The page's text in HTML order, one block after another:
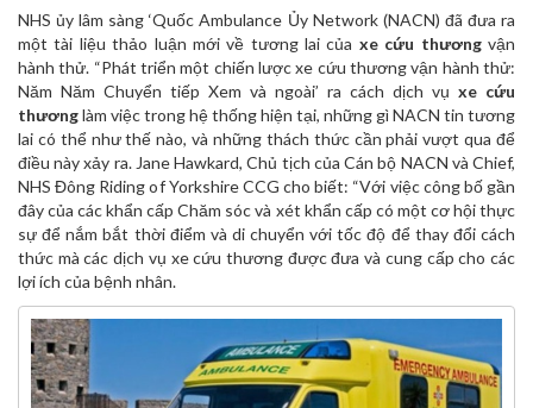
NHS ủy lâm sàng ‘Quốc Ambulance Ủy Network (NACN) đã đưa ra
một tài liệu thảo luận mới về tương lai của xe cứu thươngvận
hành thử. “Phát triển một chiến lược xe cứu thương vận hành thử:
Năm Năm Chuyển tiếp Xem và ngoài’ ra cách dịch vụ xe cứu
thươnglàm việc trong hệ thống hiện tại, những gì NACN tin tương
lai có thể như thế nào, và những thách thức cần phải vượt qua để
điều này xảy ra. Jane Hawkard, Chủ tịch của Cán bộ NACN và Chief,
NHS Đông Riding of Yorkshire CCG cho biết: “Với việc công bố gần
đây của các khẩn cấp Chăm sóc và xét khẩn cấp có một cơ hội thực
sự để nắm bắt thời điểm và di chuyển với tốc độ để thay đổi cách
thức mà các dịch vụ xe cứu thương được đưa và cung cấp cho các
lợi ích của bệnh nhân.